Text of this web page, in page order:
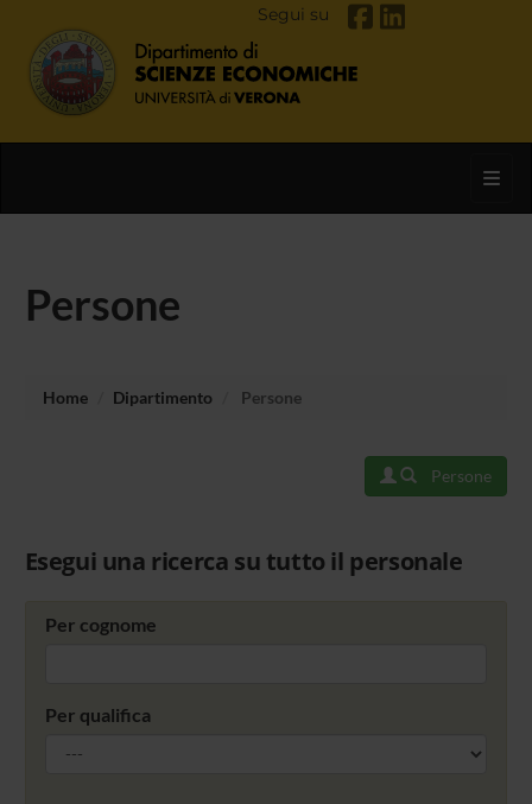
Segui su
Persone
Home Dipartimento Persone
Persone
Esegui una ricerca su tutto il personale
Per cognome
Per qualifica